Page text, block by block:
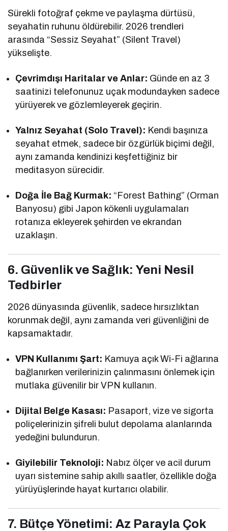
Sürekli fotoğraf çekme ve paylaşma dürtüsü,
seyahatin ruhunu öldürebilir. 2026 trendleri
arasında “Sessiz Seyahat” (Silent Travel)
yükselişte.
Çevrimdışı Haritalar ve Anlar: Günde en az 3
saatinizi telefonunuz uçak modundayken sadece
yürüyerek ve gözlemleyerek geçirin.
Yalnız Seyahat (Solo Travel): Kendi başınıza
seyahat etmek, sadece bir özgürlük biçimi değil,
aynı zamanda kendinizi keşfettiğiniz bir
meditasyon sürecidir.
Doğa İle Bağ Kurmak: “Forest Bathing” (Orman
Banyosu) gibi Japon kökenli uygulamaları
rotanıza ekleyerek şehirden ve ekrandan
uzaklaşın.
6. Güvenlik ve Sağlık: Yeni Nesil
Tedbirler
2026 dünyasında güvenlik, sadece hırsızlıktan
korunmak değil, aynı zamanda veri güvenliğini de
kapsamaktadır.
VPN Kullanımı Şart: Kamuya açık Wi-Fi ağlarına
bağlanırken verilerinizin çalınmasını önlemek için
mutlaka güvenilir bir VPN kullanın.
Dijital Belge Kasası: Pasaport, vize ve sigorta
poliçelerinizin şifreli bulut depolama alanlarında
yedeğini bulundurun.
Giyilebilir Teknoloji: Nabız ölçer ve acil durum
uyarı sistemine sahip akıllı saatler, özellikle doğa
yürüyüşlerinde hayat kurtarıcı olabilir.
7. Bütçe Yönetimi: Az Parayla Çok